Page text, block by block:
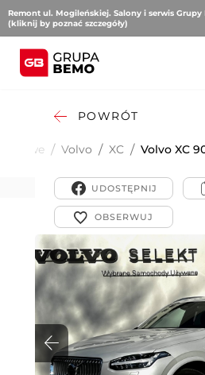
Remont ul. Mogileńskiej. Salony i serwis Grupy
(kliknij by poznać szczegóły)
POWRÓT
/ Volvo / XC / Volvo XC
UDOSTĘPNIJ